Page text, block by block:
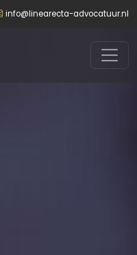
info@linearecta-advocatuur.nl